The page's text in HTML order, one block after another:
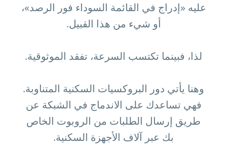
عليه «إدراج في القائمة السوداء فور الرصد»،
أو شيء من هذا القبيل.
لذا، فبينما تكتسب السرعة، تفقد الموثوقية.
وهنا يأتي دور البروكسيات السكنية المتناوبة.
فهي تساعدك على الاندماج في الشبكة عن
طريق إرسال الطلبات من الروبوت الخاص
بك عبر آلاف الأجهزة السكنية.